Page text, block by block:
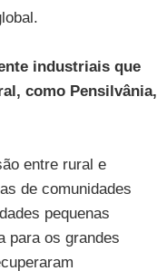
industriais que
como Pensilvânia,
entre rural e
de comunidades
pequenas
para os grandes